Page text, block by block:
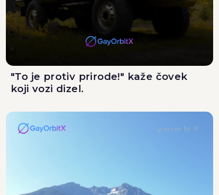
"To je protiv prirode!" kaže čovek
koji vozi dizel.